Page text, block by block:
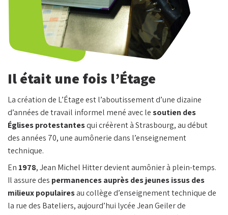
Il était une fois l’Étage
La création de L’Étage est l’aboutissement d’une dizaine
d’années de travail informel mené avec lesoutien des
Églises protestantesqui créèrent à Strasbourg, au début
des années 70, une aumônerie dans l’enseignement
technique.
En 1978, Jean Michel Hitter devient aumônier à plein-temps.
Il assure des permanences auprès des jeunes issus des
milieux populairesau collège d’enseignement technique de
la rue des Bateliers, aujourd’hui lycée Jean Geiler de